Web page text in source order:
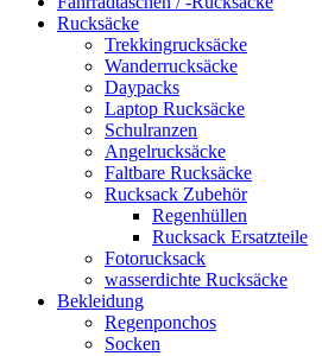
Rucksäcke
Trekkingrucksäcke
Wanderrucksäcke
Daypacks
Laptop Rucksäcke
Schulranzen
Angelrucksäcke
Faltbare Rucksäcke
Rucksack Zubehör
Regenhüllen
Rucksack Ersatzteile
Fotorucksack
wasserdichte Rucksäcke
Bekleidung
Regenponchos
Socken